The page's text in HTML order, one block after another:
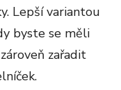
Lepší variantou
byste se měli
zařadit